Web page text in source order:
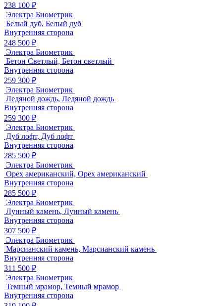
238 100 ₽
Электра Биометрик
Белый дуб, Белый дуб
Внутренняя сторона
248 500 ₽
Электра Биометрик
Бетон Светлый, Бетон светлый
Внутренняя сторона
259 300 ₽
Электра Биометрик
Ледяной дождь, Ледяной дождь
Внутренняя сторона
259 300 ₽
Электра Биометрик
Дуб лофт, Дуб лофт
Внутренняя сторона
285 500 ₽
Электра Биометрик
Орех американский, Орех американский
Внутренняя сторона
285 500 ₽
Электра Биометрик
Лунный камень, Лунный камень
Внутренняя сторона
307 500 ₽
Электра Биометрик
Марсианский камень, Марсианский камень
Внутренняя сторона
311 500 ₽
Электра Биометрик
Темный мрамор, Темный мрамор
Внутренняя сторона